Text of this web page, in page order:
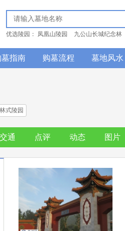
优选陵园： 凤凰山陵园 九公山长城纪念林
墓指南 购墓流程 墓地风水
式陵园
通 点评 动态 图片